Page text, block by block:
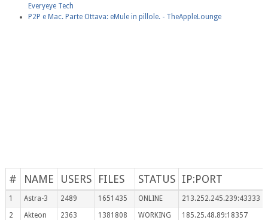
Everyeye Tech
P2P e Mac. Parte Ottava: eMule in pillole. - TheAppleLounge
# NAME USERS FILES STATUS IP:PORT
1 Astra-3 2489 1651435 ONLINE
213.252.245.239:43333
2
Akteon
2363 1381808 WORKING 185.25.48.89:18357